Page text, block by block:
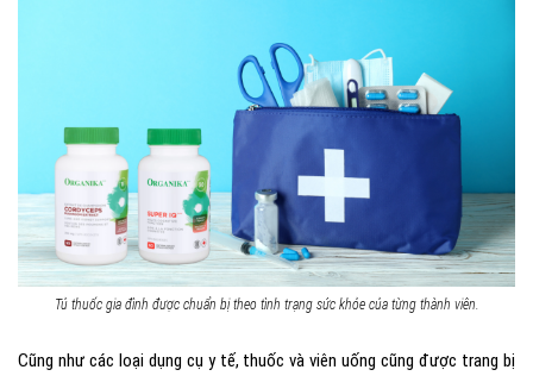
Tủ thuốc gia đình được chuẩn bị theo tình trạng sức khỏe của từng thành viên.
Cũng như các loại dụng cụ y tế, thuốc và viên uống cũng được trang bị